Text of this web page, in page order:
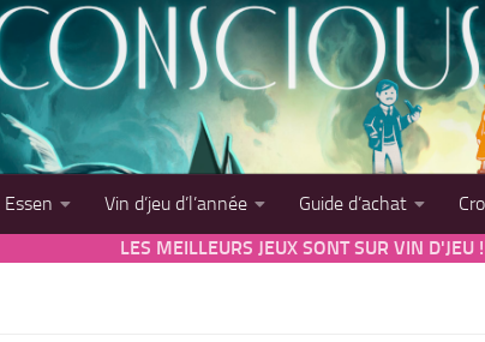
Essen Vin d’jeu d’l’année Guide d’achat
LES MEILLEURS JEUX SONT SUR VIN D'JEU !